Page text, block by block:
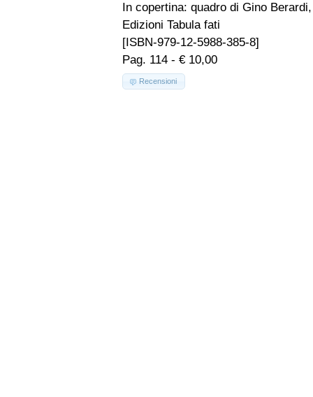
In copertina: quadro di Gino
Edizioni Tabula fati
[ISBN-979-12-5988-385-8]
Pag. 114 - € 10,00
Recensioni